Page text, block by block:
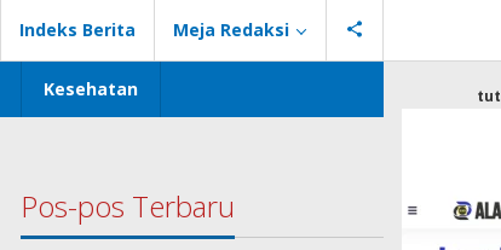
Indeks Berita Meja Redaksi
Kesehatan
Pos-pos Terbaru